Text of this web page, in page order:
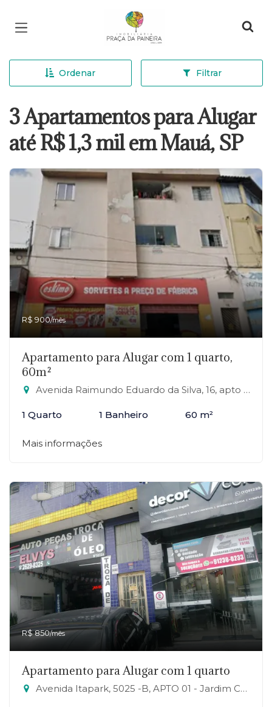
Página inicial
Ordenar Filtrar
3 Apartamentos para Alugar
até R$ 1,3 mil em Mauá, SP
R$ 900/mês
Apartamento para Alugar com 1 quarto,
60m²
Avenida Raimundo Eduardo da Silva, 16, apto 23 - Jardim Zaira, Mauá-SP
1 Quarto 1 Banheiro 60 m²
Mais informações
R$ 850/mês
Apartamento para Alugar com 1 quarto
Avenida Itapark, 5025 -B, APTO 01 - Jardim Campo Verde, Mauá-SP